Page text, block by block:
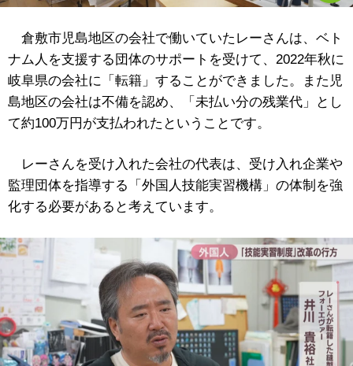
倉敷市児島地区の会社で働いていたレーさんは、ベト
ナム人を支援する団体のサポートを受けて、2022年秋に
岐阜県の会社に「転籍」することができました。また児
島地区の会社は不備を認め、「未払い分の残業代」とし
て約100万円が支払われたということです。
レーさんを受け入れた会社の代表は、受け入れ企業や
監理団体を指導する「外国人技能実習機構」の体制を強
化する必要があると考えています。